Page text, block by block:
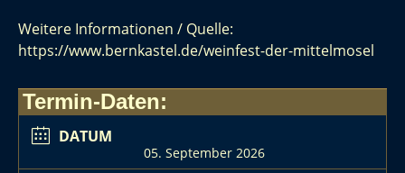
Weitere Informationen / Quelle:
https://www.bernkastel.de/weinfest-der-mittelmosel
Termin-Daten:
DATUM
05. September 2026